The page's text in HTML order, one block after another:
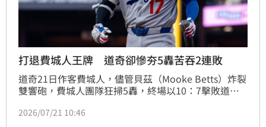
打退費城人王牌 道奇卻慘夯5轟苦吞2連敗
道奇21日作客費城人，儘管貝茲（Mooke Betts）炸裂
雙響砲，費城人團隊狂掃5轟，終場以10：7擊敗道
2026/07/21 10:46